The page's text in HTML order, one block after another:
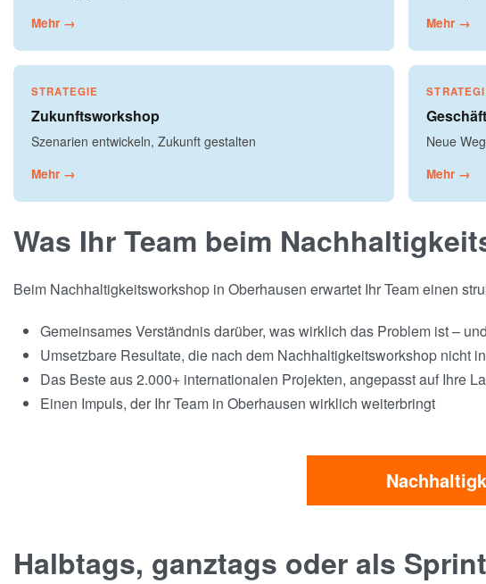
Mehr → Mehr →
STRATEGIE
Zukunftsworkshop
Szenarien entwickeln, Zukunft gestalten
Mehr →
Neue
Mehr →
Was Ihr Team beim
Beim Nachhaltigkeitsworkshop in Oberhausen erwartet Ihr Team einen
Gemeinsames Verständnis darüber, was wirklich das Problem ist –
Umsetzbare Resultate, die nach dem Nachhaltigkeitsworkshop nicht
Das Beste aus 2.000+ internationalen Projekten, angepasst auf Ihre
Einen Impuls, der Ihr Team in Oberhausen wirklich weiterbringt
Halbtags, ganztags oder als